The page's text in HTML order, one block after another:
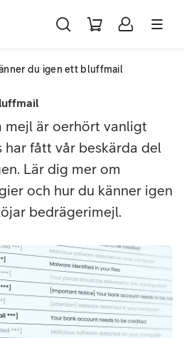
du igen ett bluffmail
mejl är oerhört vanligt
har fått vår beskärda del
Lär dig mer om
och hur du känner igen
bedrägerimejl.